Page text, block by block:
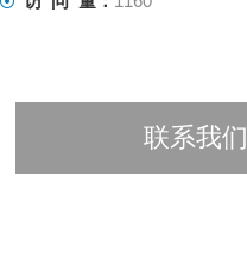
联系我们